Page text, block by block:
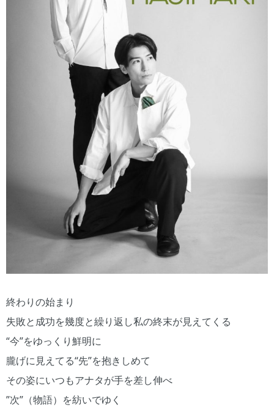
終わりの始まり
失敗と成功を幾度と繰り返し私の終末が見えてくる
“今”をゆっくり鮮明に
朧げに見えてる“先”を抱きしめて
その姿にいつもアナタが手を差し伸べ
”次”（物語）を紡いでゆく